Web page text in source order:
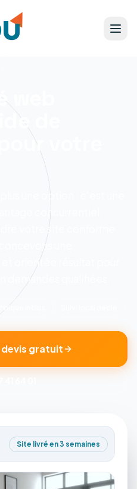
web
de
votre
une option : c'est une
concurrentiel.
votre site conforme
une
orientée résultat pour
demandes qualifiées.
devis gratuit
Site livré en 3 semaines